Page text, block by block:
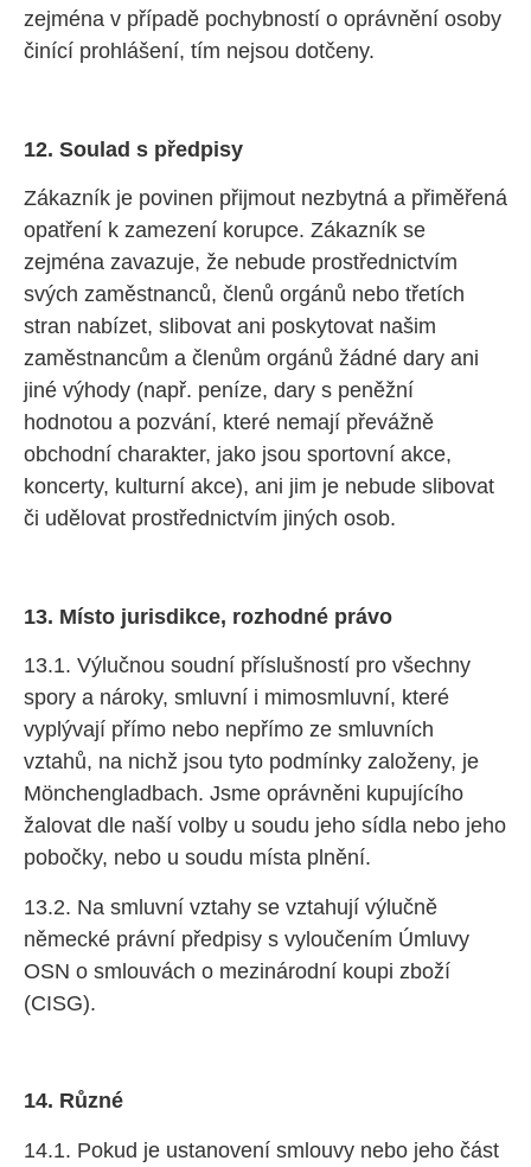
zejména v případě pochybností o oprávnění osoby
činící prohlášení, tím nejsou dotčeny.
12. Soulad s předpisy
Zákazník je povinen přijmout nezbytná a přiměřená
opatření k zamezení korupce. Zákazník se
zejména zavazuje, že nebude prostřednictvím
svých zaměstnanců, členů orgánů nebo třetích
stran nabízet, slibovat ani poskytovat našim
zaměstnancům a členům orgánů žádné dary ani
jiné výhody (např. peníze, dary s peněžní
hodnotou a pozvání, které nemají převážně
obchodní charakter, jako jsou sportovní akce,
koncerty, kulturní akce), ani jim je nebude slibovat
či udělovat prostřednictvím jiných osob.
13. Místo jurisdikce, rozhodné právo
13.1. Výlučnou soudní příslušností pro všechny
spory a nároky, smluvní i mimosmluvní, které
vyplývají přímo nebo nepřímo ze smluvních
vztahů, na nichž jsou tyto podmínky založeny, je
Mönchengladbach. Jsme oprávněni kupujícího
žalovat dle naší volby u soudu jeho sídla nebo jeho
pobočky, nebo u soudu místa plnění.
13.2. Na smluvní vztahy se vztahují výlučně
německé právní předpisy s vyloučením Úmluvy
OSN o smlouvách o mezinárodní koupi zboží
(CISG).
14. Různé
14.1. Pokud je ustanovení smlouvy nebo jeho část